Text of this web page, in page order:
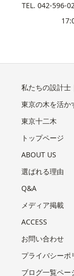
TEL. 042-596-
私たちの設計士
東京の木を活か
東京十二木
トップページ
ABOUT US
選ばれる理由
Q&A
メディア掲載
ACCESS
お問い合わせ
プライバシーポ
ブログ一覧ペー